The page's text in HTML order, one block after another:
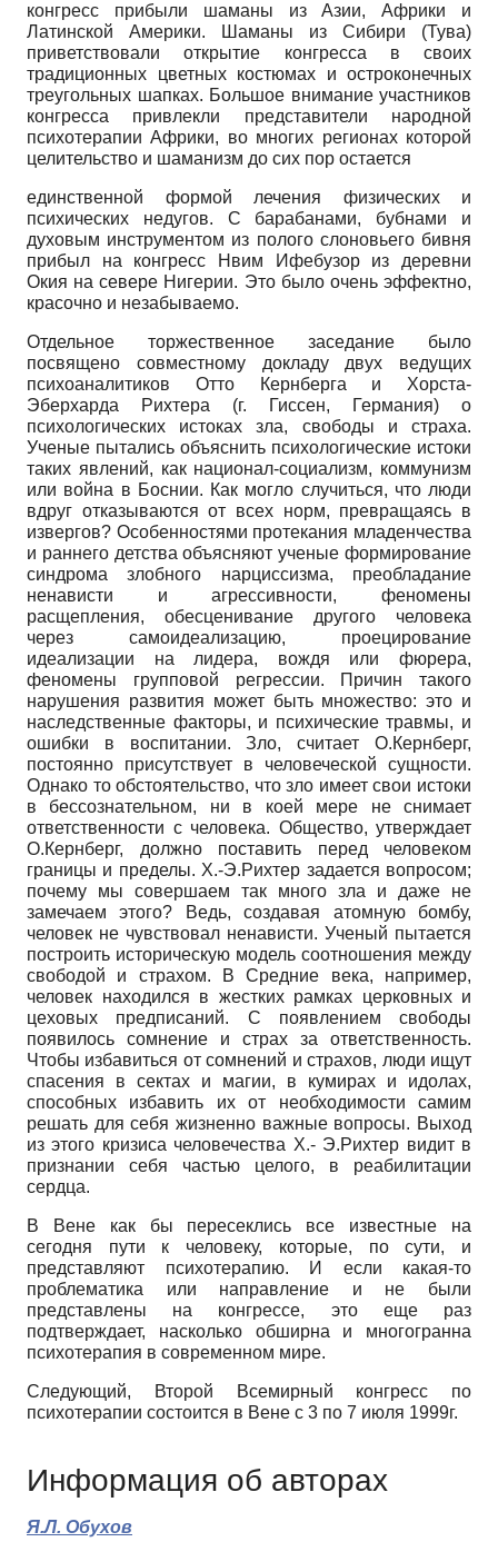
конгресс прибыли шаманы из Азии, Африки и
Латинской Америки. Шаманы из Сибири (Тува)
приветствовали открытие конгресса в своих
традиционных цветных костюмах и остроконечных
треугольных шапках. Большое внимание участников
конгресса привлекли представители народной
психотерапии Африки, во многих регионах которой
целительство и шаманизм до сих пор остается
единственной формой лечения физических и
психических недугов. С барабанами, бубнами и
духовым инструментом из полого слоновьего бивня
прибыл на конгресс Нвим Ифебузор из деревни
Окия на севере Нигерии. Это было очень эффектно,
красочно и незабываемо.
Отдельное торжественное заседание было
посвящено совместному докладу двух ведущих
психоаналитиков Отто Кернберга и Хорста-
Эберхарда Рихтера (г. Гиссен, Германия) о
психологических истоках зла, свободы и страха.
Ученые пытались объяснить психологические истоки
таких явлений, как национал-социализм, коммунизм
или война в Боснии. Как могло случиться, что люди
вдруг отказываются от всех норм, превращаясь в
извергов? Особенностями протекания младенчества
и раннего детства объясняют ученые формирование
синдрома злобного нарциссизма, преобладание
ненависти и агрессивности, феномены
расщепления, обесценивание другого человека
через самоидеализацию, проецирование
идеализации на лидера, вождя или фюрера,
феномены групповой регрессии. Причин такого
нарушения развития может быть множество: это и
наследственные факторы, и психические травмы, и
ошибки в воспитании. Зло, считает О.Кернберг,
постоянно присутствует в человеческой сущности.
Однако то обстоятельство, что зло имеет свои истоки
в бессознательном, ни в коей мере не снимает
ответственности с человека. Общество, утверждает
О.Кернберг, должно поставить перед человеком
границы и пределы. Х.-Э.Рихтер задается вопросом;
почему мы совершаем так много зла и даже не
замечаем этого? Ведь, создавая атомную бомбу,
человек не чувствовал ненависти. Ученый пытается
построить историческую модель соотношения между
свободой и страхом. В Средние века, например,
человек находился в жестких рамках церковных и
цеховых предписаний. С появлением свободы
появилось сомнение и страх за ответственность.
Чтобы избавиться от сомнений и страхов, люди ищут
спасения в сектах и магии, в кумирах и идолах,
способных избавить их от необходимости самим
решать для себя жизненно важные вопросы. Выход
из этого кризиса человечества Х.- Э.Рихтер видит в
признании себя частью целого, в реабилитации
сердца.
В Вене как бы пересеклись все известные на
сегодня пути к человеку, которые, по сути, и
представляют психотерапию. И если какая-то
проблематика или направление и не были
представлены на конгрессе, это еще раз
подтверждает, насколько обширна и многогранна
психотерапия в современном мире.
Следующий, Второй Всемирный конгресс по
психотерапии состоится в Вене с 3 по 7 июля 1999г.
Информация об авторах
Я.Л. Обухов